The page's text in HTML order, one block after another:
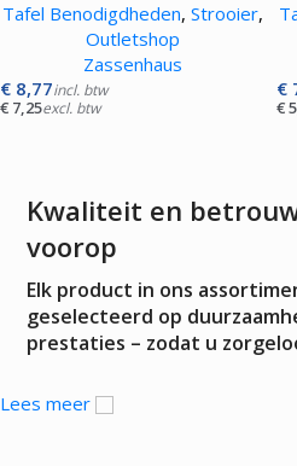
Tafel Benodigdheden, Strooier,
Outletshop
Zassenhaus
€ 8,77incl. btw
€ 7,25excl. btw
€
€
Kwaliteit en
voorop
Elk product in ons
geselecteerd op
prestaties – zodat u
Lees meer